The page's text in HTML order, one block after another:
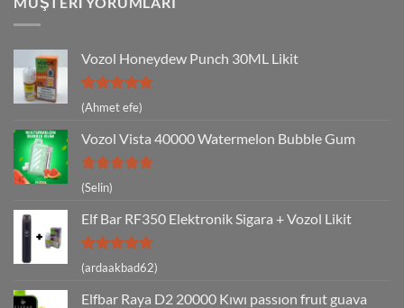
Vozol Honeydew Punch 30ML Likit
5 üzerinden
5
(Ahmet efe)
Vozol Vista 40000 Watermelon Bubble Gum
5 üzerinden
5
oy aldı
(Selin)
Elf Bar RF350 Elektronik Sigara + Vozol Likit
5 üzerinden
5
(ardaakbad62)
Elfbar Raya D2 20000 Kıwı passıon fruıt guava